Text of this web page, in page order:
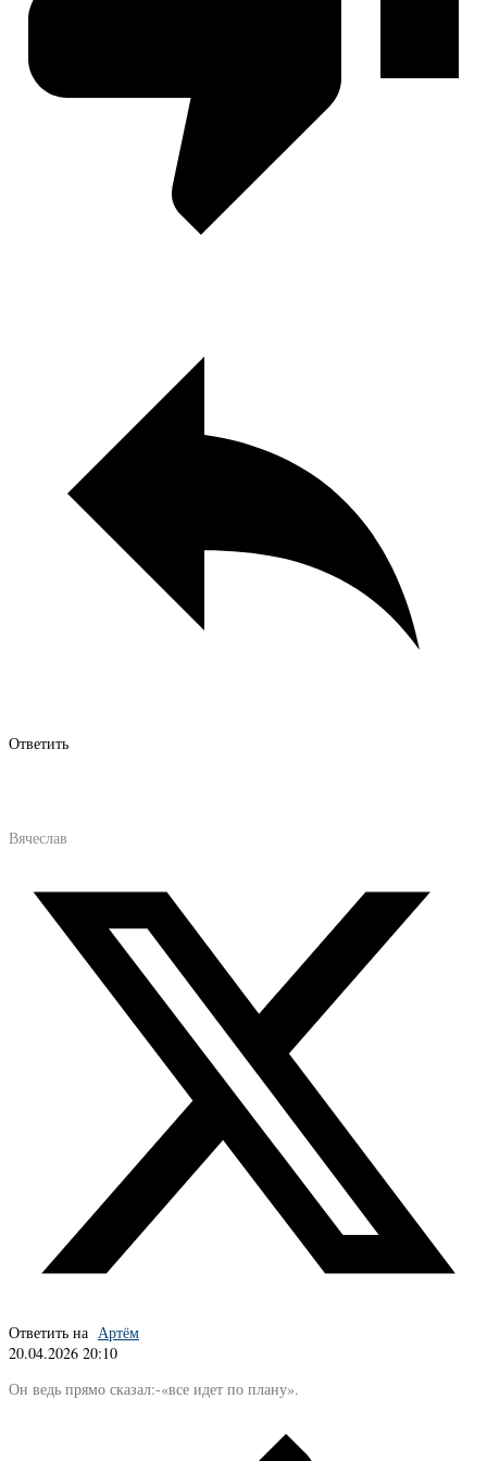
Ответить
Вячеслав
Ответить на Артём
20.04.2026 20:10
Он ведь прямо сказал:-«все идет по плану».